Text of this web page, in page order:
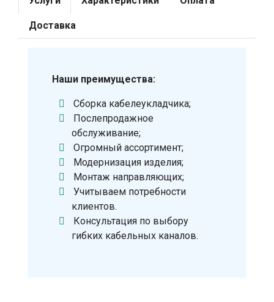
Доставка
Наши преимущества:
Сборка кабелеукладчика;
Послепродажное
обслуживание;
Огромный ассортимент;
Модернизация изделия;
Монтаж направляющих;
Учитываем потребности
клиентов.
Консультация по выбору
гибких кабельных каналов.